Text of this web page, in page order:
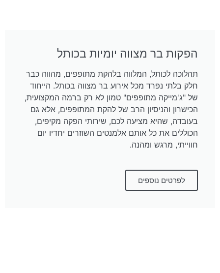
הפקות בר מצווה יומיות בכותל
תהלוכה לכותל, המלווה בלהקת מתופפים, מהווה כבר
חלק בלתי נפרד מכל אירוע בר מצווה בכותל. הייחוד
של "ג'מייקה מתופפים" טמון לא רק ברמה המקצועית,
הכישרון והניסיון הרב של להקת המתופפים, אלא גם
בעובדה, שהיא מציעה לכם, שירותי הפקה מקיפים,
הכוללים את כל אותם אלמנטים השוזרים יחדיו יום
חווייתי, מרגש ומהנה.
לפרטים נוספים